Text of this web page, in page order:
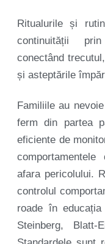
Ritualurile și
continuității prin
conectând
și asteptările
Familiile au
ferm din partea
eficiente de
afara pericolului.
controlul
roade în
Steinberg, Blatt-